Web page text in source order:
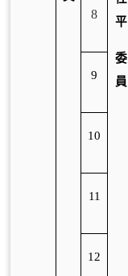
平
委
員
8
9
10
11
12